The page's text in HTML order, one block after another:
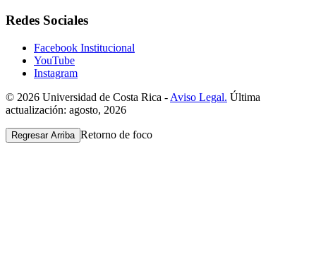
Redes Sociales
Facebook Institucional
YouTube
Instagram
© 2026 Universidad de Costa Rica - Aviso Legal. Última
actualización: agosto, 2026
Regresar Arriba Retorno de foco